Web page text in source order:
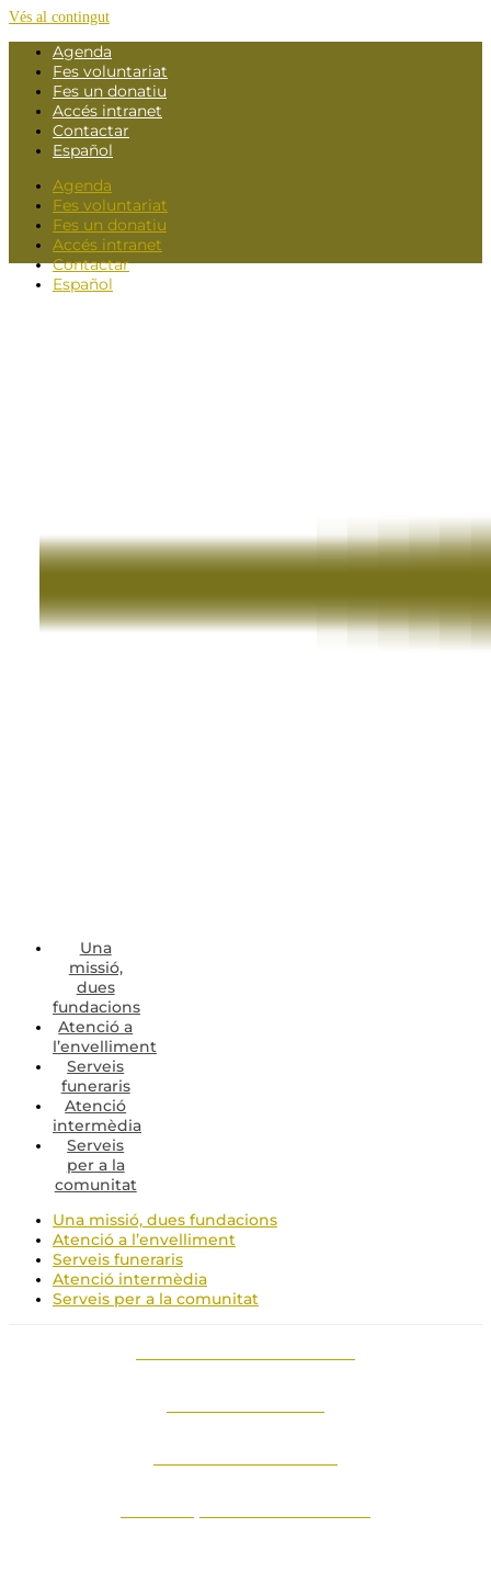
Vés al contingut
Agenda
Fes voluntariat
Fes un donatiu
Accés intranet
Contactar
Español
Agenda
Fes voluntariat
Fes un donatiu
Accés intranet
Contactar
Español
Una
missió,
dues
fundacions
Atenció a
l’envelliment
Serveis
funeraris
Atenció
intermèdia
Serveis
per a la
comunitat
Una missió, dues fundacions
Atenció a l’envelliment
Serveis funeraris
Atenció intermèdia
Serveis per a la comunitat